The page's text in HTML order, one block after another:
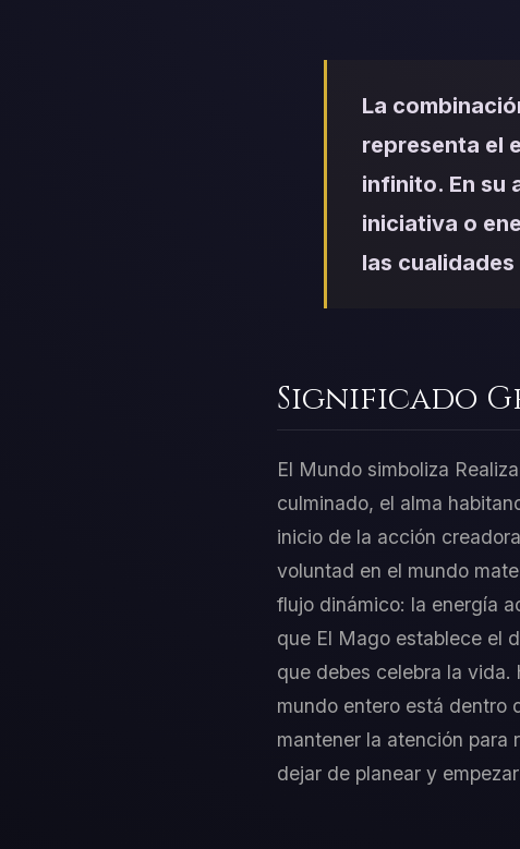
La
representa el
infinito. En su
iniciativa o
las cualidades
Significado
El Mundo simboliza
culminado, el alma
inicio de la acción
voluntad en el mundo
flujo dinámico: la energía
que El Mago establece el
que debes celebra la
mundo entero está dentro
mantener la atención para
dejar de planear y